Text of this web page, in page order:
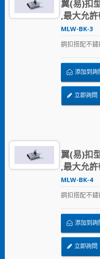
翼(易)扣
,最大允
MLW-BK-3
鋼扣搭配不鏽
添加到詢
立即詢問
翼(易)扣
,最大允
MLW-BK-4
鋼扣搭配不鏽
添加到詢
立即詢問